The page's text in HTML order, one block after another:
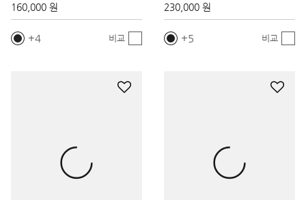
160,000 원
4 비교
230,000 원
5 비교